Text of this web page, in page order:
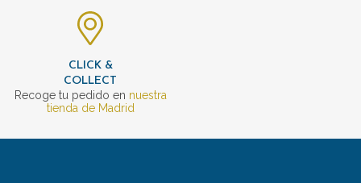
CLICK &
COLLECT
Recoge tu pedido en nuestra
tienda de Madrid